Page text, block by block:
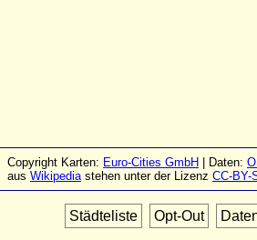
Copyright Karten: Euro-Cities GmbH | Daten:
aus Wikipediastehen unter der Lizenz CC-BY-
Städteliste Opt-Out